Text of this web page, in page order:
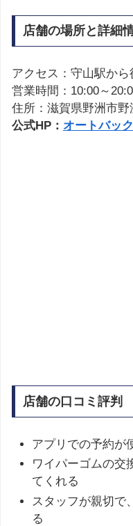
店舗の場所と詳細
アクセス：守山駅から
営業時間：10:00～
住所：滋賀県野洲市野
公式HP： オートバッ
店舗の口コミ評判
アプリでの予約が
ワイパーゴムの交
てくれる
スタッフが親切で
る